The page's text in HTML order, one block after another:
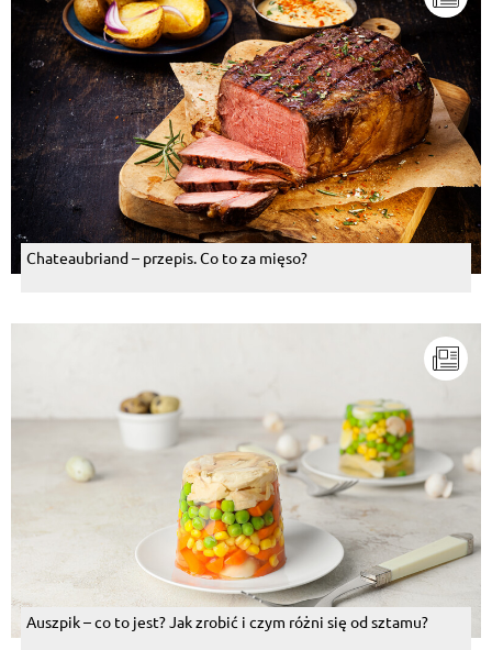
Chateaubriand – przepis. Co to za mięso?
Auszpik – co to jest? Jak zrobić i czym różni się od sztamu?